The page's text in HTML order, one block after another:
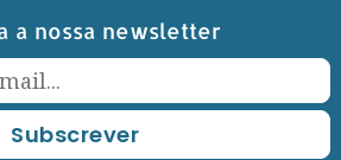
a nossa newsletter